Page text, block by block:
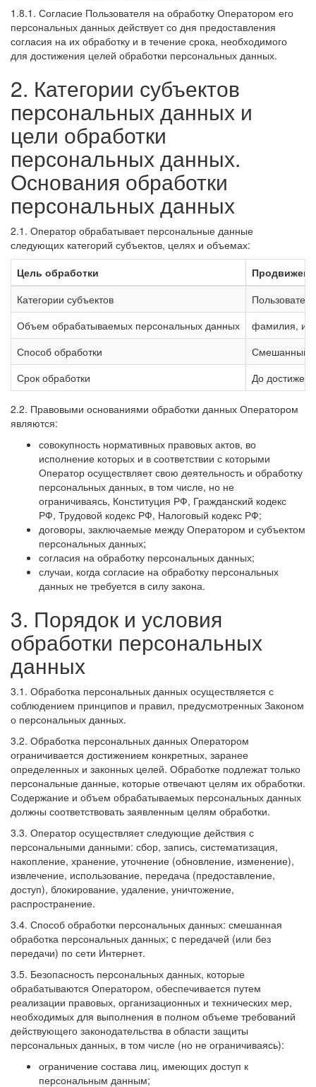
1.8.1. Согласие Пользователя на обработку Оператором его
персональных данных действует со дня предоставления
согласия на их обработку и в течение срока, необходимого
для достижения целей обработки персональных данных.
2. Категории субъектов
персональных данных и
цели обработки
персональных данных.
Основания обработки
персональных данных
2.1. Оператор обрабатывает персональные данные
следующих категорий субъектов, целях и объемах:
Цель обработки
Категории субъектов
Объем обрабатываемых персональных данных
фамилия,
Способ обработки
Смешанный
Срок обработки
До
2.2. Правовыми основаниями обработки данных Оператором
являются:
совокупность нормативных правовых актов, во
исполнение которых и в соответствии с которыми
Оператор осуществляет свою деятельность и обработку
персональных данных, в том числе, но не
ограничиваясь, Конституция РФ, Гражданский кодекс
РФ, Трудовой кодекс РФ, Налоговый кодекс РФ;
договоры, заключаемые между Оператором и субъектом
персональных данных;
согласия на обработку персональных данных;
случаи, когда согласие на обработку персональных
данных не требуется в силу закона.
3. Порядок и условия
обработки персональных
данных
3.1. Обработка персональных данных осуществляется с
соблюдением принципов и правил, предусмотренных Законом
о персональных данных.
3.2. Обработка персональных данных Оператором
ограничивается достижением конкретных, заранее
определенных и законных целей. Обработке подлежат только
персональные данные, которые отвечают целям их обработки.
Содержание и объем обрабатываемых персональных данных
должны соответствовать заявленным целям обработки.
3.3. Оператор осуществляет следующие действия с
персональными данными: сбор, запись, систематизация,
накопление, хранение, уточнение (обновление, изменение),
извлечение, использование, передача (предоставление,
доступ), блокирование, удаление, уничтожение,
распространение.
3.4. Способ обработки персональных данных: смешанная
обработка персональных данных; c передачей (или без
передачи) по сети Интернет.
3.5. Безопасность персональных данных, которые
обрабатываются Оператором, обеспечивается путем
реализации правовых, организационных и технических мер,
необходимых для выполнения в полном объеме требований
действующего законодательства в области защиты
персональных данных, в том числе (но не ограничиваясь):
ограничение состава лиц, имеющих доступ к
персональным данным;